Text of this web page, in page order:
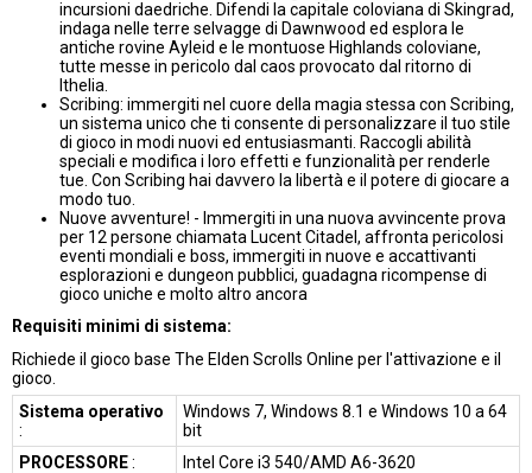
incursioni daedriche. Difendi la capitale coloviana di Skingrad,
indaga nelle terre selvagge di Dawnwood ed esplora le
antiche rovine Ayleid e le montuose Highlands coloviane,
tutte messe in pericolo dal caos provocato dal ritorno di
Ithelia.
Scribing: immergiti nel cuore della magia stessa con Scribing,
un sistema unico che ti consente di personalizzare il tuo stile
di gioco in modi nuovi ed entusiasmanti. Raccogli abilità
speciali e modifica i loro effetti e funzionalità per renderle
tue. Con Scribing hai davvero la libertà e il potere di giocare a
modo tuo.
Nuove avventure! - Immergiti in una nuova avvincente prova
per 12 persone chiamata Lucent Citadel, affronta pericolosi
eventi mondiali e boss, immergiti in nuove e accattivanti
esplorazioni e dungeon pubblici, guadagna ricompense di
gioco uniche e molto altro ancora
Requisiti minimi di sistema:
Richiede il gioco base The Elden Scrolls Online per l'attivazione e il
gioco.
Sistema operativo
:
Windows 7, Windows 8.1 e Windows 10 a 64
bit
PROCESSORE:
Intel Core i3 540/AMD A6-3620